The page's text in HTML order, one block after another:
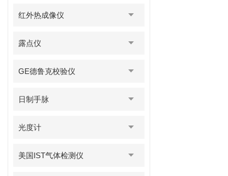
红外热成像仪
露点仪
GE德鲁克校验仪
日制手脉
光度计
美国IST气体检测仪